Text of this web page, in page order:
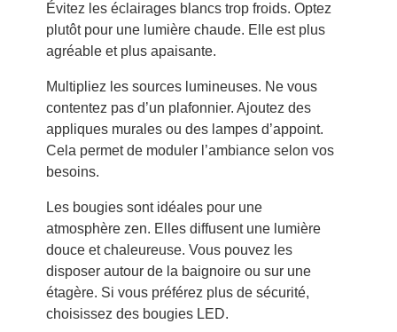
Évitez les éclairages blancs trop froids. Optez
plutôt pour une lumière chaude. Elle est plus
agréable et plus apaisante.
Multipliez les sources lumineuses. Ne vous
contentez pas d’un plafonnier. Ajoutez des
appliques murales ou des lampes d’appoint.
Cela permet de moduler l’ambiance selon vos
besoins.
Les bougies sont idéales pour une
atmosphère zen. Elles diffusent une lumière
douce et chaleureuse. Vous pouvez les
disposer autour de la baignoire ou sur une
étagère. Si vous préférez plus de sécurité,
choisissez des bougies LED.